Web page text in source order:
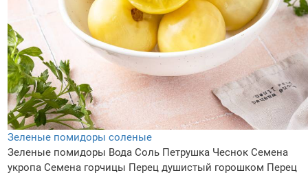
Зеленые помидоры соленые
Зеленые помидоры Вода Соль Петрушка Чеснок Семена
укропа Семена горчицы Перец душистый горошком Перец